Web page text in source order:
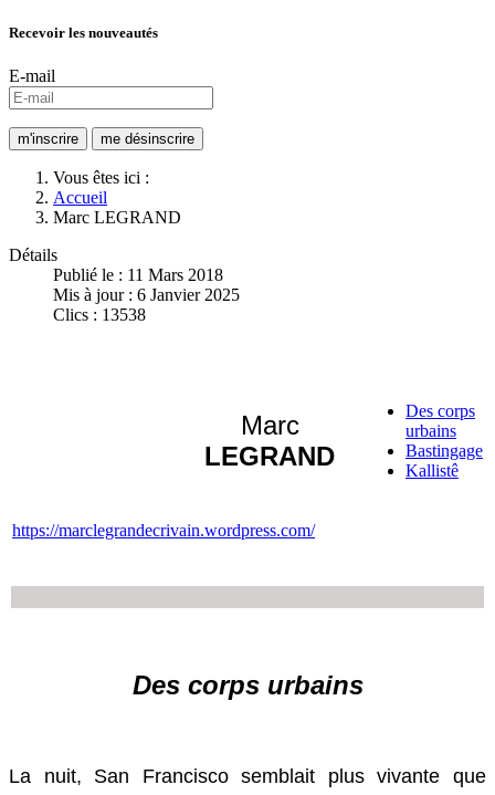
Recevoir les nouveautés
E-mail
Vous êtes ici :
Accueil
Marc LEGRAND
Détails
Publié le : 11 Mars 2018
Mis à jour : 6 Janvier 2025
Clics : 13538
Marc
LEGRAND
Des corps
urbains
Bastingage
Kallistê
https://marclegrandecrivain.wordpress.com/
Des corps urbains
La nuit, San Francisco semblait plus vivante que